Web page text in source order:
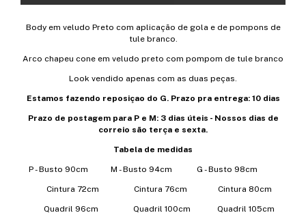
Body em veludo Preto com aplicação de gola e de pompons de
tule branco.
Arco chapeu cone em veludo preto com pompom de tule branco
Look vendido apenas com as duas peças.
Estamos fazendo reposiçao do G. Prazo pra entrega: 10 dias
Prazo de postagem para P e M: 3 dias úteis - Nossos dias de
correio são terça e sexta.
Tabela de medidas
P - Busto 90cm M - Busto 94cm G - Busto 98cm
Cintura 72cm Cintura 76cm Cintura 80cm
Quadril 96cm Quadril 100cm Quadril 105cm